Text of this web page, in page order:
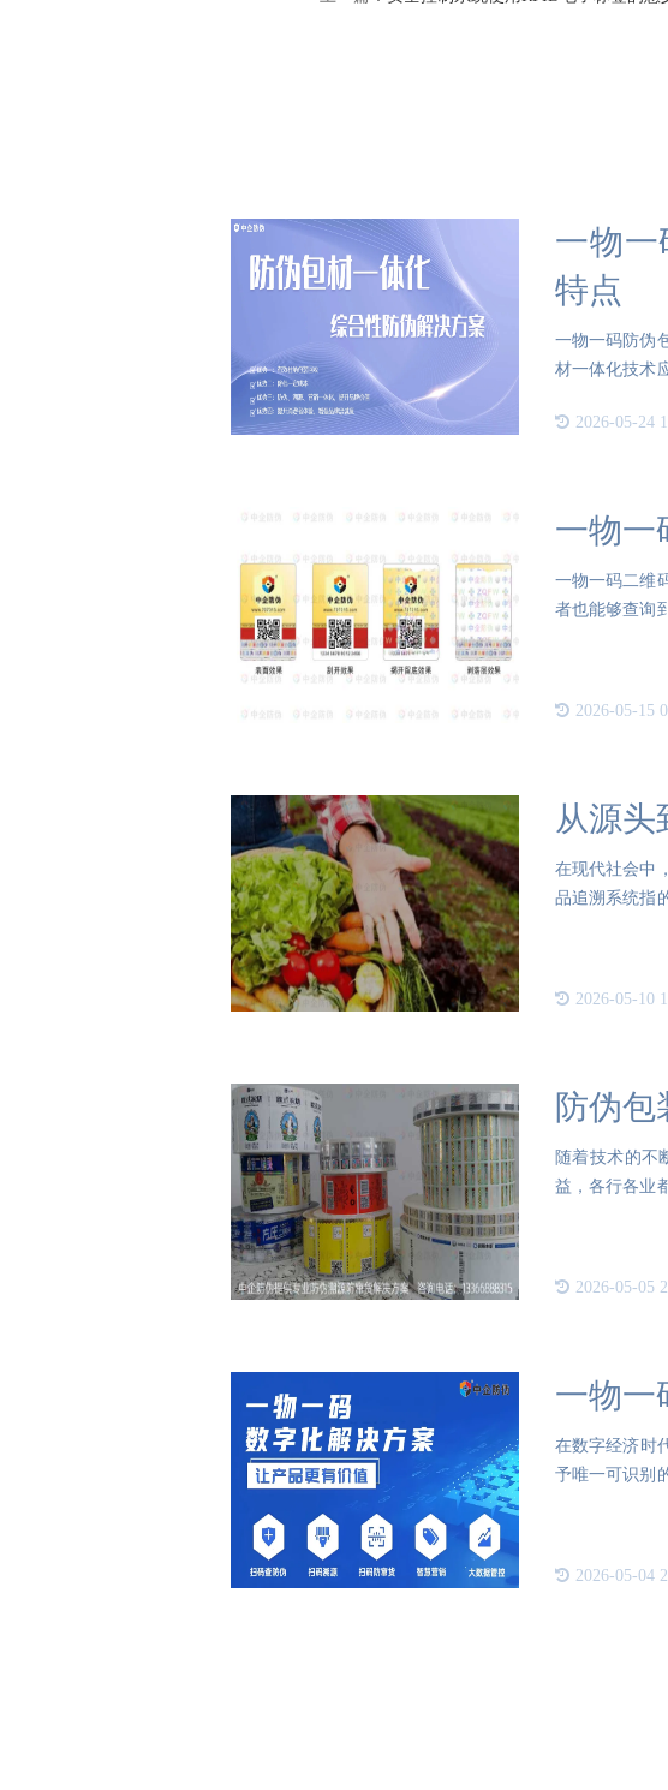
一物
特点
一物一码防伪
材一体化技术
2026-05-24
一物一
一物一码二维
者也能够查询
2026-05-15
从源头
在现代社会中
品追溯系统指
2026-05-10
防伪包
随着技术的不
益，各行各业
2026-05-05
一物一
在数字经济时
予唯一可识别
2026-05-04